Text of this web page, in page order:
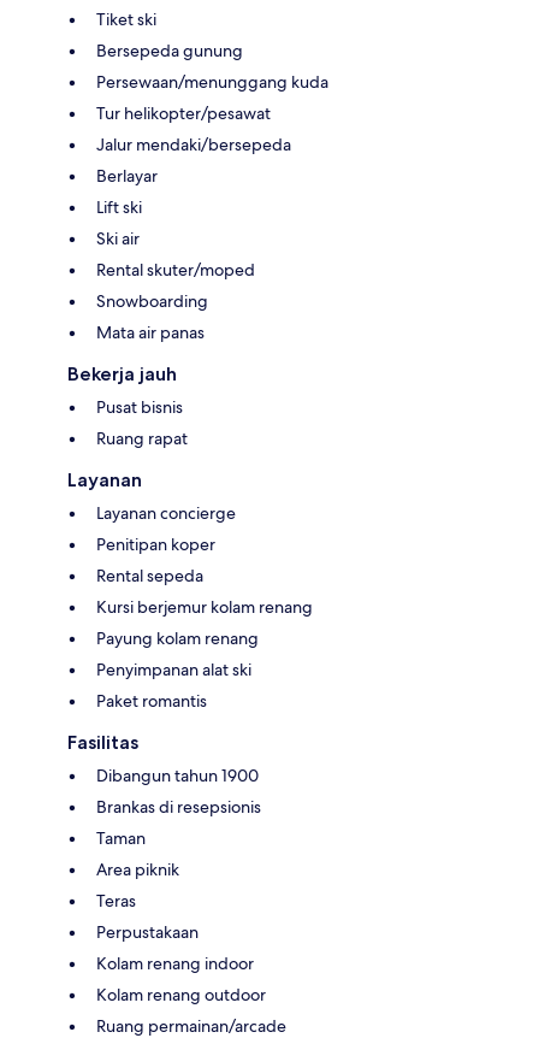
Tiket ski
Bersepeda gunung
Persewaan/menunggang kuda
Tur helikopter/pesawat
Jalur mendaki/bersepeda
Berlayar
Lift ski
Ski air
Rental skuter/moped
Snowboarding
Mata air panas
Bekerja jauh
Pusat bisnis
Ruang rapat
Layanan
Layanan concierge
Penitipan koper
Rental sepeda
Kursi berjemur kolam renang
Payung kolam renang
Penyimpanan alat ski
Paket romantis
Fasilitas
Dibangun tahun 1900
Brankas di resepsionis
Taman
Area piknik
Teras
Perpustakaan
Kolam renang indoor
Kolam renang outdoor
Ruang permainan/arcade